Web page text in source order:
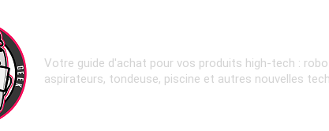
Votre guide d'achat pour vos produits high-tech :
aspirateurs, tondeuse, piscine et autres nouvelles